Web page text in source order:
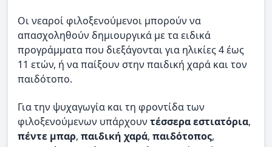
Οι νεαροί φιλοξενούμενοι μπορούν να
απασχοληθούν δημιουργικά με τα ειδικά
προγράμματα που διεξάγονται για ηλικίες 4 έως
11 ετών, ή να παίξουν στην παιδική χαρά και τον
παιδότοπο.
Για την ψυχαγωγία και τη φροντίδα των
φιλοξενούμενων υπάρχουν τέσσερα εστιατόρια,
πέντε μπαρ, παιδική χαρά, παιδότοπος,